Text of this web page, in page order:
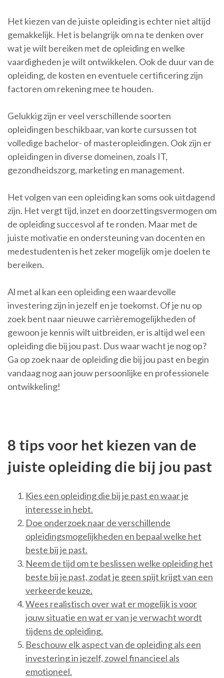
Het kiezen van de juiste opleiding is echter niet altijd
gemakkelijk. Het is belangrijk om na te denken over
wat je wilt bereiken met de opleiding en welke
vaardigheden je wilt ontwikkelen. Ook de duur van de
opleiding, de kosten en eventuele certificering zijn
factoren om rekening mee te houden.
Gelukkig zijn er veel verschillende soorten
opleidingen beschikbaar, van korte cursussen tot
volledige bachelor- of masteropleidingen. Ook zijn er
opleidingen in diverse domeinen, zoals IT,
gezondheidszorg, marketing en management.
Het volgen van een opleiding kan soms ook uitdagend
zijn. Het vergt tijd, inzet en doorzettingsvermogen om
de opleiding succesvol af te ronden. Maar met de
juiste motivatie en ondersteuning van docenten en
medestudenten is het zeker mogelijk om je doelen te
bereiken.
Al met al kan een opleiding een waardevolle
investering zijn in jezelf en je toekomst. Of je nu op
zoek bent naar nieuwe carrièremogelijkheden of
gewoon je kennis wilt uitbreiden, er is altijd wel een
opleiding die bij jou past. Dus waar wacht je nog op?
Ga op zoek naar de opleiding die bij jou past en begin
vandaag nog aan jouw persoonlijke en professionele
ontwikkeling!
8 tips voor het kiezen van de
juiste opleiding die bij jou past
Kies een opleiding die bij je past en waar je
interesse in hebt.
Doe onderzoek naar de verschillende
opleidingsmogelijkheden en bepaal welke het
beste bij je past.
Neem de tijd om te beslissen welke opleiding het
beste bij je past, zodat je geen spijt krijgt van een
verkeerde keuze.
Wees realistisch over wat er mogelijk is voor
jouw situatie en wat er van je verwacht wordt
tijdens de opleiding.
Beschouw elk aspect van de opleiding als een
investering in jezelf, zowel financieel als
emotioneel.